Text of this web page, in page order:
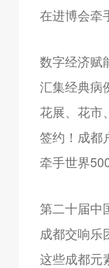
在进博会牵
数字经济赋
汇集经典病
花展、花市
签约！成都
牵手世界
第二十届中
成都交响乐
这些成都元